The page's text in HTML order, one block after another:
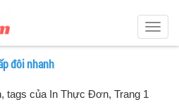
đôi nhanh
tags của In Thực Đơn, Trang 1